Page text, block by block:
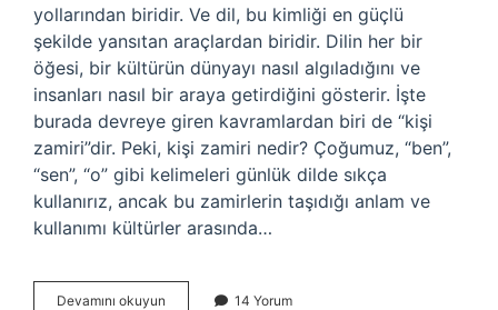
yollarından biridir. Ve dil, bu kimliği en güçlü
şekilde yansıtan araçlardan biridir. Dilin her bir
öğesi, bir kültürün dünyayı nasıl algıladığını ve
insanları nasıl bir araya getirdiğini gösterir. İşte
burada devreye giren kavramlardan biri de “kişi
zamiri”dir. Peki, kişi zamiri nedir? Çoğumuz, “ben”,
“sen”, “o” gibi kelimeleri günlük dilde sıkça
kullanırız, ancak bu zamirlerin taşıdığı anlam ve
kullanımı kültürler arasında…
Devamını okuyun 14 Yorum